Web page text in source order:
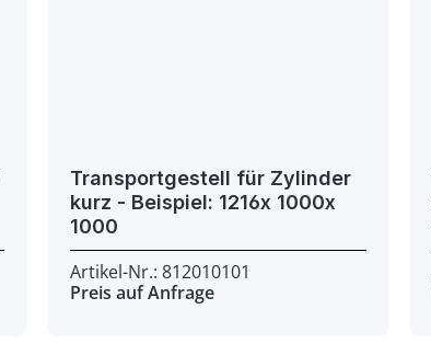
Transportgestell für Zylinder
kurz - Beispiel: 1216x 1000x
1000
Artikel-Nr.: 812010101
Preis auf Anfrage